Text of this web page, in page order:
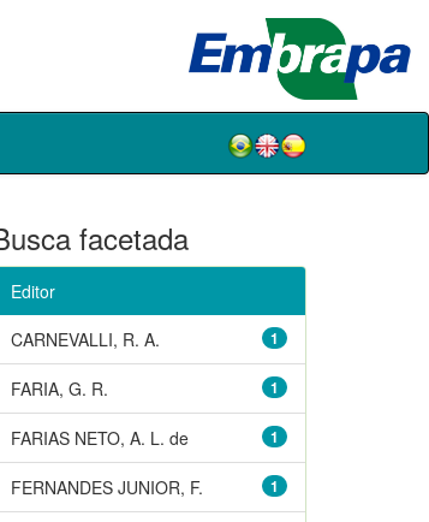
facetada
Editor
1
CARNEVALLI, R. A.
1
FARIA, G. R.
1
FARIAS NETO, A. L. de
1
FERNANDES JUNIOR, F.